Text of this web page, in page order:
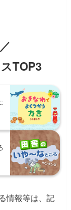
TOP3
情報等は、記